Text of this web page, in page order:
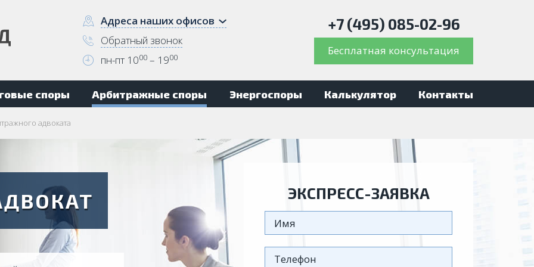
Адреса наших офисов
Обратный звонок
пн-пт 1000 – 1900
+7 (495) 085-02-96
Бесплатная консультация
споры Арбитражные споры Энергоспоры Калькулятор Контакты
адвоката
ЭКСПРЕСС-ЗАЯВКА